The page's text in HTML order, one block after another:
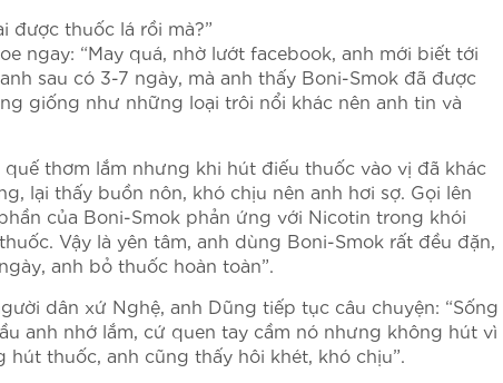
được thuốc lá rồi mà?”
ngay: “May quá, nhờ lướt facebook, anh mới biết tới
sau có 3-7 ngày, mà anh thấy Boni-Smok đã được
giống như những loại trôi nổi khác nên anh tin và
thơm lắm nhưng khi hút điếu thuốc vào vị đã khác
lại thấy buồn nôn, khó chịu nên anh hơi sợ. Gọi lên
của Boni-Smok phản ứng với Nicotin trong khói
Vậy là yên tâm, anh dùng Boni-Smok rất đều đặn,
anh bỏ thuốc hoàn toàn”.
dân xứ Nghệ, anh Dũng tiếp tục câu chuyện: “Sống
anh nhớ lắm, cứ quen tay cầm nó nhưng không hút vì
thuốc, anh cũng thấy hôi khét, khó chịu”.